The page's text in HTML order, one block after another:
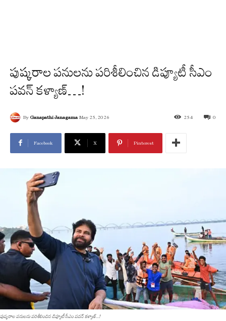
పుష్కరాల పనులను పరిశీలించిన డిప్యూటీ సీఎం
పవన్ కళ్యాణ్…!
By Ganapathi Janagama May 25, 2026 0
254
Facebook X Pinterest
పుష్కరాల పనులను పరిశీలించిన డిప్యూటీ సీఎం పవన్ కళ్యాణ్...!